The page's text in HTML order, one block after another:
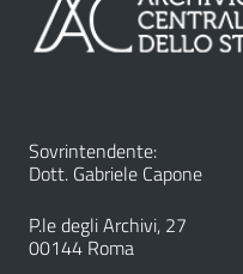
Sovrintendente:
Dott. Gabriele Capone
P.le degli Archivi, 27
00144 Roma